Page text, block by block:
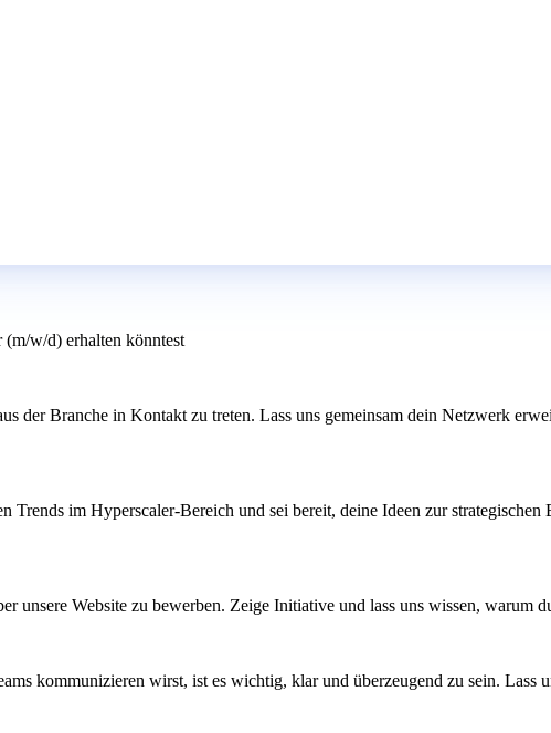
(m/w/d) erhalten könntest
der Branche in Kontakt zu treten. Lass uns gemeinsam dein Netzwerk
Trends im Hyperscaler-Bereich und sei bereit, deine Ideen zur
unsere Website zu bewerben. Zeige Initiative und lass uns wissen, warum
kommunizieren wirst, ist es wichtig, klar und überzeugend zu sein. Lass